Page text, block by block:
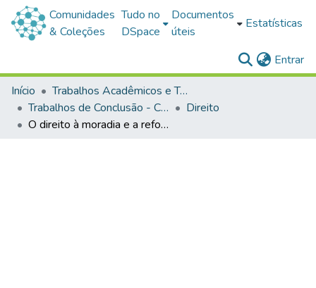
Comunidades
& Coleções
Tudo no
DSpace
Documentos
úteis
Estatísticas
Entrar
Início
Trabalhos Acadêmicos e Técnicos
Trabalhos de Conclusão - Cursos de Graduação
Direito
O direito à moradia e a reforma agrária no Brasil: o movimento dos trabalhadores rurais sem terra como agente de transformação social